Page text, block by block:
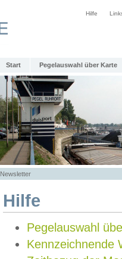
Hilfe
Start Pegelauswahl über Karte
Newsletter
Hilfe
Pegelauswahl
Kennzeichnende